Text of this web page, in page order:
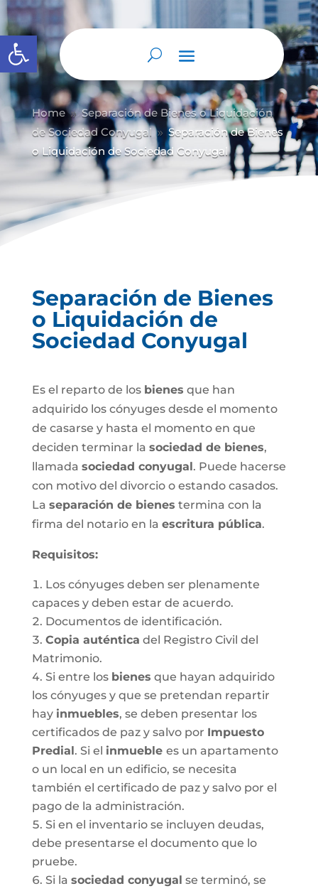
Abrir barra de herramientas
Home 9 Separación de Bienes o Liquidación
de Sociedad Conyugal 9 Separación de Bienes
o Liquidación de Sociedad Conyugal
Separación de Bienes
o Liquidación de
Sociedad Conyugal
Es el reparto de los bienes que han
adquirido los cónyuges desde el momento
de casarse y hasta el momento en que
deciden terminar la sociedad de bienes,
llamada sociedad conyugal. Puede hacerse
con motivo del divorcio o estando casados.
La separación de bienes termina con la
firma del notario en la escritura pública.
Requisitos:
Los cónyuges deben ser plenamente
capaces y deben estar de acuerdo.
Documentos de identificación.
Copia auténtica del Registro Civil del
Matrimonio.
Si entre los bienes que hayan adquirido
los cónyuges y que se pretendan repartir
hay inmuebles, se deben presentar los
certificados de paz y salvo por Impuesto
Predial. Si el inmueble es un apartamento
o un local en un edificio, se necesita
también el certificado de paz y salvo por el
pago de la administración.
Si en el inventario se incluyen deudas,
debe presentarse el documento que lo
pruebe.
Si la sociedad conyugal se terminó, se